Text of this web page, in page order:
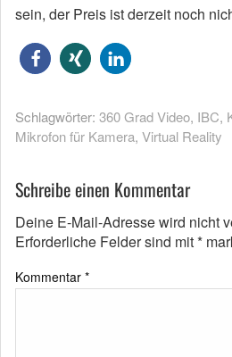
sein, der Preis ist derzeit noch
Schlagwörter: 360 Grad Video, IBC,
Mikrofon für Kamera, Virtual Reality
Schreibe einen Kommentar
Deine E-Mail-Adresse wird nicht
Erforderliche Felder sind mit*
Kommentar *